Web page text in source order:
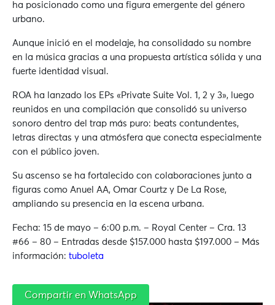
ha posicionado como una figura emergente del género
urbano.
Aunque inició en el modelaje, ha consolidado su nombre
en la música gracias a una propuesta artística sólida y una
fuerte identidad visual.
ROA ha lanzado los EPs «Private Suite Vol. 1, 2 y 3», luego
reunidos en una compilación que consolidó su universo
sonoro dentro del trap más puro: beats contundentes,
letras directas y una atmósfera que conecta especialmente
con el público joven.
Su ascenso se ha fortalecido con colaboraciones junto a
figuras como Anuel AA, Omar Courtz y De La Rose,
ampliando su presencia en la escena urbana.
Fecha: 15 de mayo – 6:00 p.m. – Royal Center – Cra. 13
#66 – 80 – Entradas desde $157.000 hasta $197.000 – Más
información: tuboleta
Compartir en WhatsApp